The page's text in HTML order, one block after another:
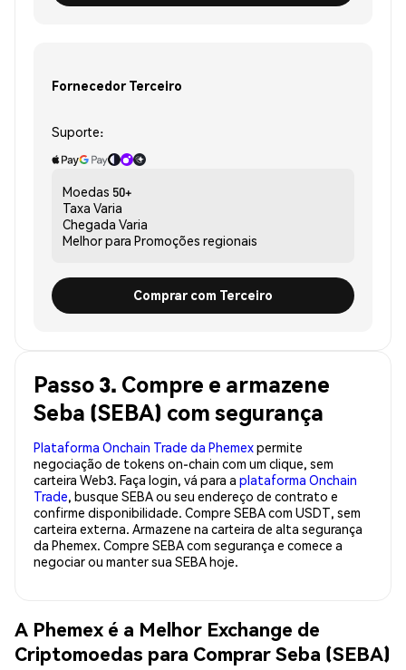
Fornecedor Terceiro
Suporte:
Moedas 50+
Taxa Varia
Chegada Varia
Melhor para Promoções regionais
Comprar com Terceiro
Passo 3. Compre e armazene
Seba (SEBA) com segurança
Plataforma Onchain Trade da Phemexpermite
negociação de tokens on-chain com um clique, sem
carteira Web3. Faça login, vá para a plataforma Onchain
Trade, busque SEBA ou seu endereço de contrato e
confirme disponibilidade. Compre SEBA com USDT, sem
carteira externa. Armazene na carteira de alta segurança
da Phemex. Compre SEBA com segurança e comece a
negociar ou manter sua SEBA hoje.
A Phemex é a Melhor Exchange de
Criptomoedas para Comprar Seba (SEBA)